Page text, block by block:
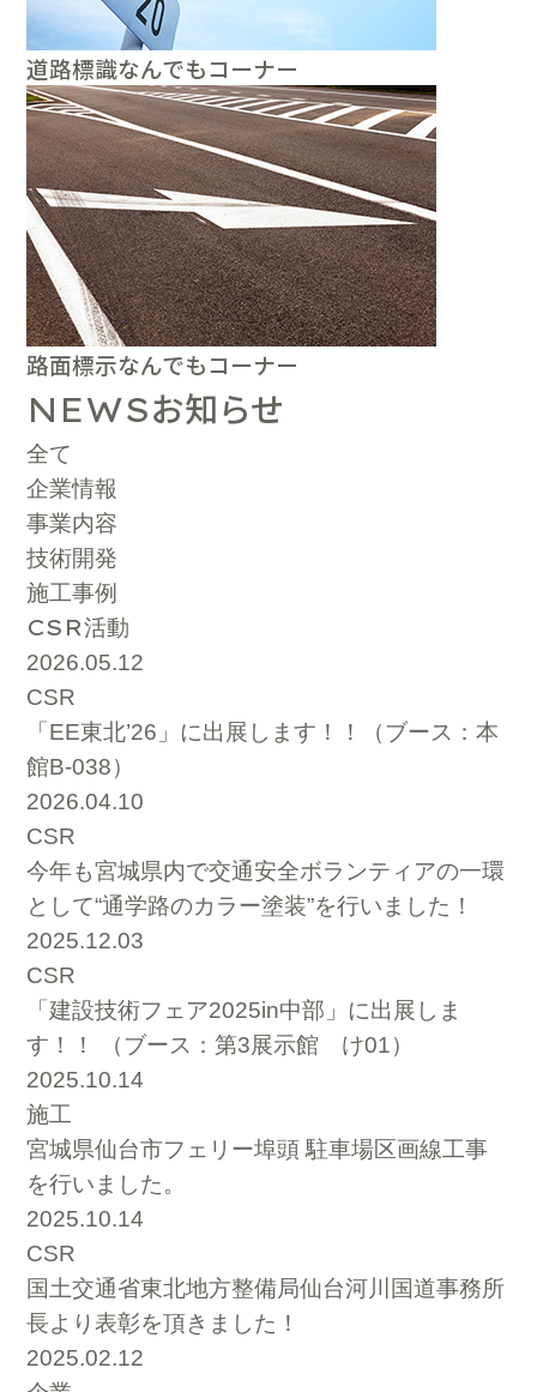
道路標識なんでもコーナー
路面標示なんでもコーナー
NEWSお知らせ
全て
企業情報
事業内容
技術開発
施工事例
CSR活動
2026.05.12
CSR
「EE東北’26」に出展します！！（ブース：本
館B-038）
2026.04.10
CSR
今年も宮城県内で交通安全ボランティアの一環
として“通学路のカラー塗装”を行いました！
2025.12.03
CSR
「建設技術フェア2025in中部」に出展しま
す！！ （ブース：第3展示館 け01）
2025.10.14
施工
宮城県仙台市フェリー埠頭 駐車場区画線工事
を行いました。
2025.10.14
CSR
国土交通省東北地方整備局仙台河川国道事務所
長より表彰を頂きました！
2025.02.12